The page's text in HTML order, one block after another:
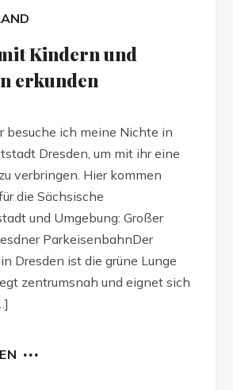
Kindern und
erkunden
besuche ich meine Nichte in
Dresden, um mit ihr eine
verbringen. Hier kommen
die Sächsische
und Umgebung: Großer
ParkeisenbahnDer
Dresden ist die grüne Lunge
zentrumsnah und eignet sich